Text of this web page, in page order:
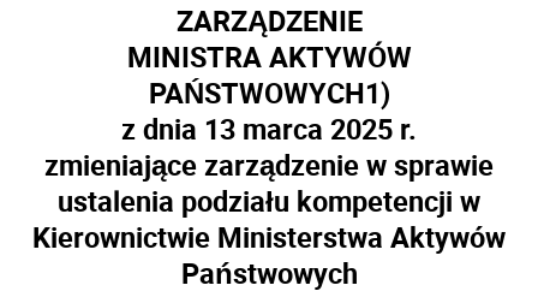
ZARZĄDZENIE
MINISTRA AKTYWÓW
PAŃSTWOWYCH1)
z dnia 13 marca 2025 r.
zmieniające zarządzenie w sprawie
ustalenia podziału kompetencji w
Kierownictwie Ministerstwa Aktywów
Państwowych